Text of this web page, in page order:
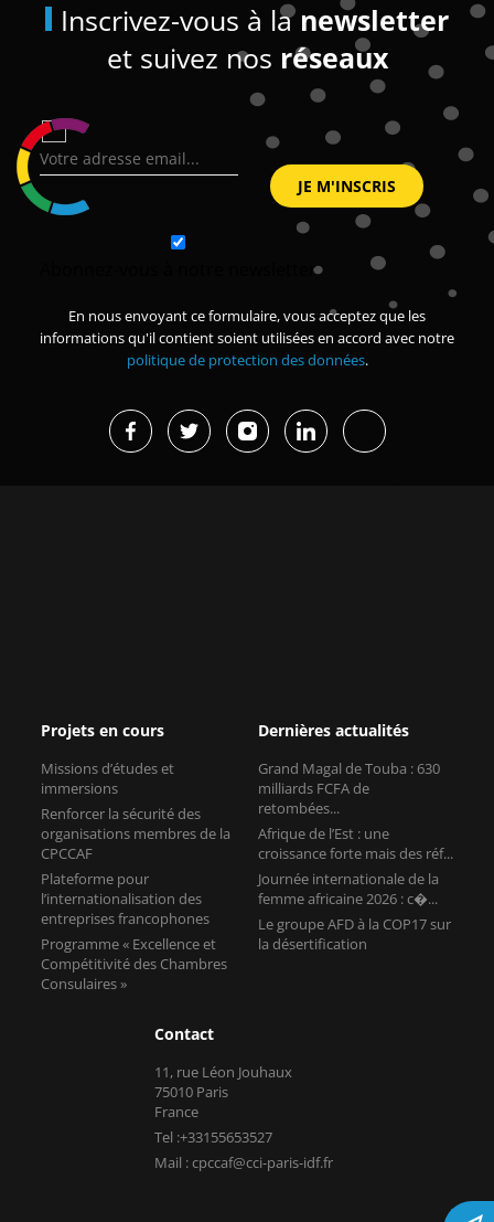
Inscrivez-vous à lanewsletter
et suivez nos réseaux
Abonnez-vous à notre newsletter
En nous envoyant ce formulaire, vous acceptez que les
informations qu'il contient soient utilisées en accord avec notre
politique de protection des données.
Projets en cours
Missions d’études et
immersions
Renforcer la sécurité des
organisations membres de la
CPCCAF
Plateforme pour
l’internationalisation des
entreprises francophones
Programme « Excellence et
Compétitivité des Chambres
Consulaires »
Dernières actualités
Grand Magal de Touba : 630
milliards FCFA de
retombées...
Afrique de l’Est : une
croissance forte mais des réf...
Journée internationale de la
femme africaine 2026 : c�...
Le groupe AFD à la COP17 sur
la désertification
Contact
11, rue Léon Jouhaux
75010 Paris
France
Tel :+33155653527
Mail : cpccaf@cci-paris-idf.fr